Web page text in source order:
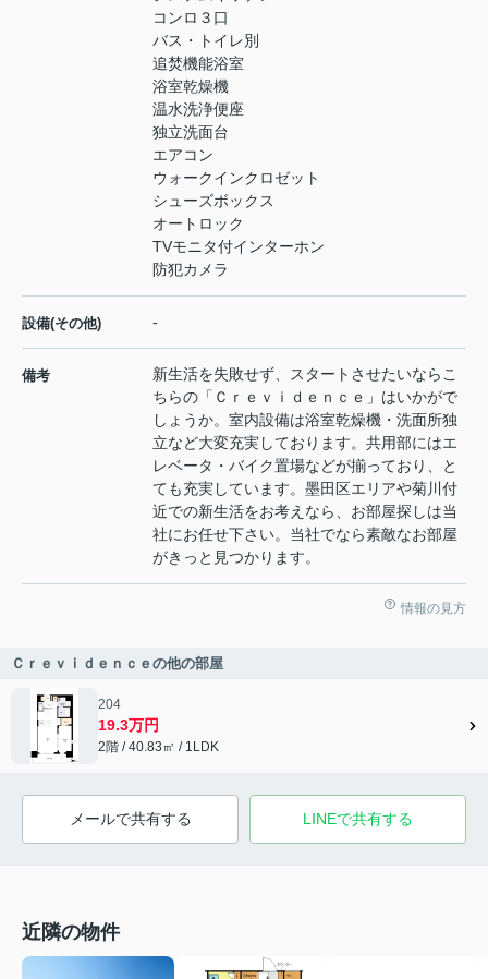
コンロ３口
バス・トイレ別
追焚機能浴室
浴室乾燥機
温水洗浄便座
独立洗面台
エアコン
ウォークインクロゼット
シューズボックス
オートロック
TVモニタ付インターホン
防犯カメラ
設備(その他) -
備考
新生活を失敗せず、スタートさせたいならこ
ちらの「Ｃｒｅｖｉｄｅｎｃｅ」はいかがで
しょうか。室内設備は浴室乾燥機・洗面所独
立など大変充実しております。共用部にはエ
レベータ・バイク置場などが揃っており、と
ても充実しています。墨田区エリアや菊川付
近での新生活をお考えなら、お部屋探しは当
社にお任せ下さい。当社でなら素敵なお部屋
がきっと見つかります。
情報の見方
Ｃｒｅｖｉｄｅｎｃｅの他の部屋
204
19.3万円
2階 / 40.83㎡ / 1LDK
メールで共有する LINEで共有する
近隣の物件